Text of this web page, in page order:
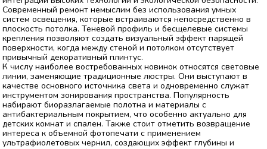
Современный ремонт немыслим без использования умных
систем освещения, которые встраиваются непосредственно в
плоскость потолка. Теневой профиль и бесщелевые системы
крепления позволяют создать визуальный эффект парящей
поверхности, когда между стеной и потолком отсутствует
привычный декоративный плинтус.
К числу наиболее востребованных новинок относятся световые
линии, заменяющие традиционные люстры. Они выступают в
качестве основного источника света и одновременно служат
инструментом зонирования пространства. Популярность
набирают биоразлагаемые полотна и материалы с
антибактериальным покрытием, что особенно актуально для
детских комнат и спален. Также стоит отметить возвращение
интереса к объемной фотопечати с применением
ультрафиолетовых чернил, создающих эффект глубины и